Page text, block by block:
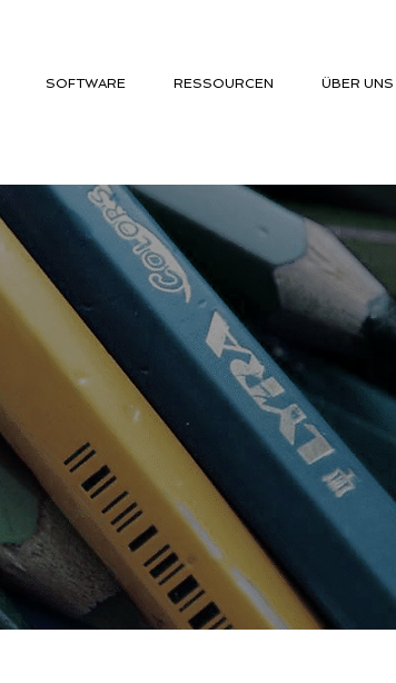
SOFTWARE RESSOURCEN ÜBER UNS